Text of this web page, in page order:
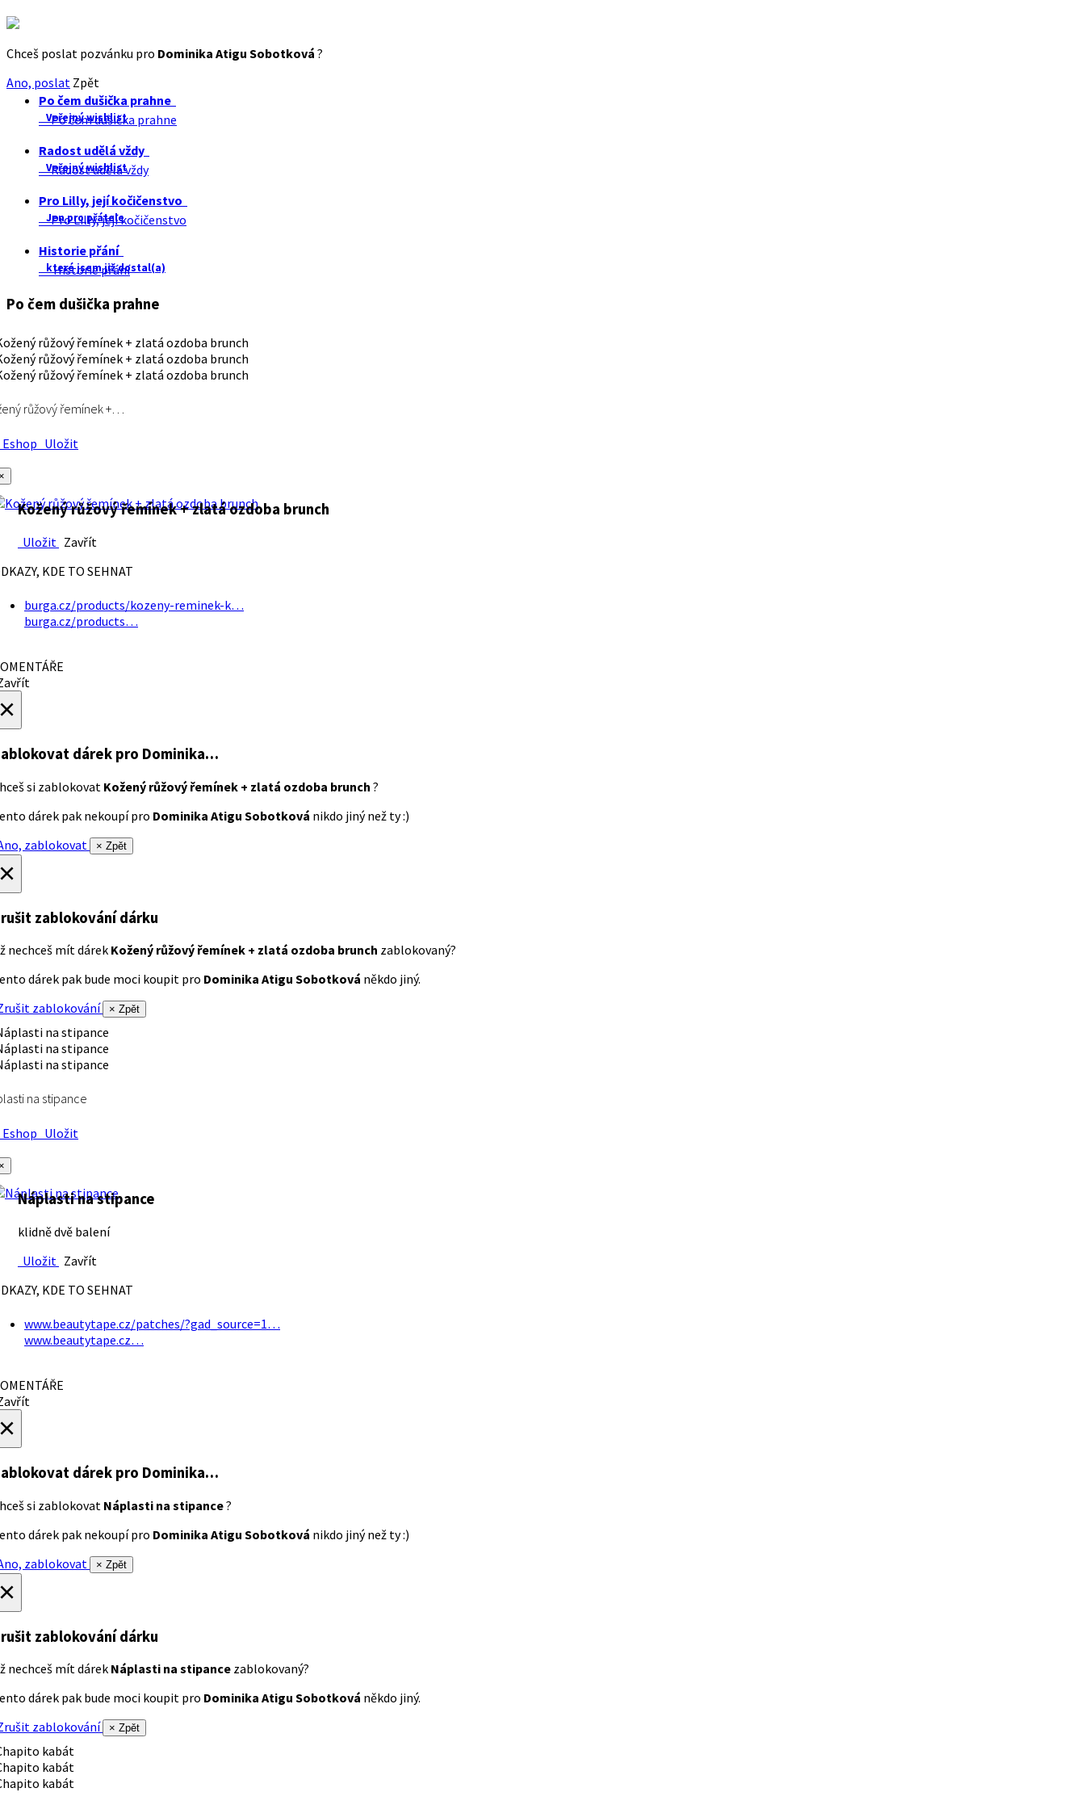
Chceš poslat pozvánku pro Dominika Atigu Sobotková ?
Ano, poslat Zpět
Po čem dušička prahne
Veřejný wishlist
Po čem dušička prahne
Radost udělá vždy
Veřejný wishlist
Radost udělá vždy
Pro Lilly, její kočičenstvo
Jen pro přátele
Pro Lilly, její kočičenstvo
Historie přání
které jsem již dostal(a)
Historie přání
Po čem dušička prahne
růžový řemínek +…
Uložit
Kožený růžový řemínek + zlatá ozdoba brunch
Uložit Zavřít
KDE TO SEHNAT
burga.cz/products/kozeny-reminek-k…
burga.cz/products…
dárek pro Dominika…
si zablokovat Kožený růžový řemínek + zlatá ozdoba brunch ?
dárek pak nekoupí pro Dominika Atigu Sobotková nikdo jiný než ty :)
zablokovat
× Zpět
zablokování dárku
nechceš mít dárek Kožený růžový řemínek + zlatá ozdoba brunch zablokovaný?
dárek pak bude moci koupit pro Dominika Atigu Sobotková někdo jiný.
zablokování
× Zpět
na stipance
Uložit
Náplasti na stipance
klidně dvě balení
Uložit Zavřít
KDE TO SEHNAT
www.beautytape.cz/patches/?gad_source=1…
www.beautytape.cz…
dárek pro Dominika…
si zablokovat Náplasti na stipance?
dárek pak nekoupí pro Dominika Atigu Sobotková nikdo jiný než ty :)
zablokovat
× Zpět
zablokování dárku
nechceš mít dárek Náplasti na stipance zablokovaný?
dárek pak bude moci koupit pro Dominika Atigu Sobotková někdo jiný.
zablokování
× Zpět